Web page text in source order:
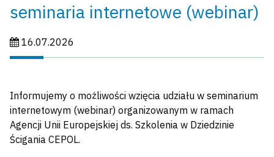
seminaria internetowe (webinar)
Data publikacji:
16.07.2026
Informujemy o możliwości wzięcia udziału w seminarium
internetowym (webinar) organizowanym w ramach
Agencji Unii Europejskiej ds. Szkolenia w Dziedzinie
Ścigania CEPOL.